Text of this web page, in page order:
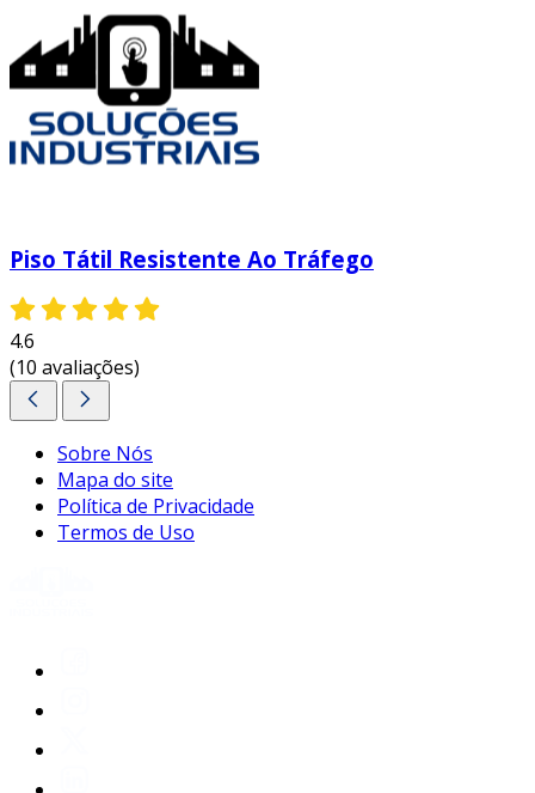
Piso Tátil Resistente Ao Tráfego
4.6
(10 avaliações)
Sobre Nós
Mapa do site
Política de Privacidade
Termos de Uso